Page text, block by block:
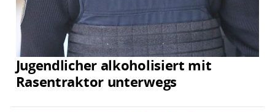
Jugendlicher alkoholisiert mit
Rasentraktor unterwegs